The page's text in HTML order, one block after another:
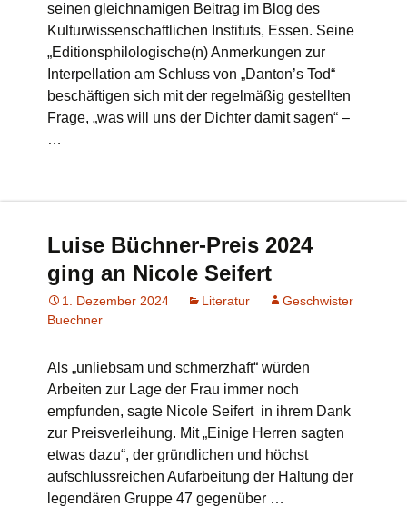
seinen gleichnamigen Beitrag im Blog des
Kulturwissenschaftlichen Instituts, Essen. Seine
„Editionsphilologische(n) Anmerkungen zur
Interpellation am Schluss von „Danton’s Tod“
beschäftigen sich mit der regelmäßig gestellten
Frage, „was will uns der Dichter damit sagen“ –
…
Luise Büchner-Preis 2024
ging an Nicole Seifert
1. Dezember 2024 Literatur
Geschwister
Buechner
Als „unliebsam und schmerzhaft“ würden
Arbeiten zur Lage der Frau immer noch
empfunden, sagte Nicole Seifert in ihrem Dank
zur Preisverleihung. Mit „Einige Herren sagten
etwas dazu“, der gründlichen und höchst
aufschlussreichen Aufarbeitung der Haltung der
legendären Gruppe 47 gegenüber …